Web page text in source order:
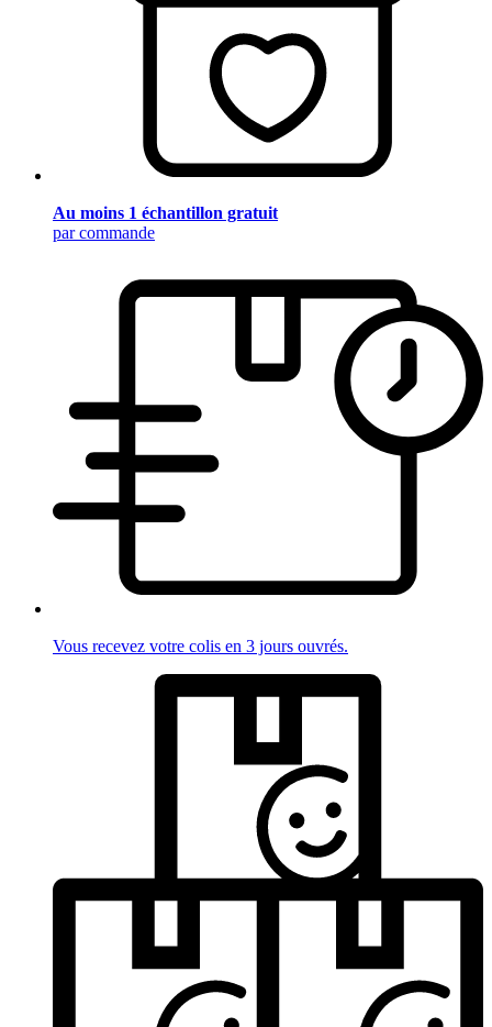
Au moins 1 échantillon gratuit
par commande
Vous recevez votre colis en 3 jours ouvrés.